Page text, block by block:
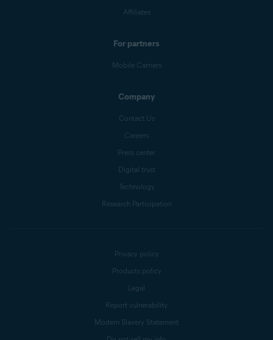
Affiliates
For partners
Mobile Carriers
Company
Contact Us
Careers
Press center
Digital trust
Technology
Research Participation
Privacy policy
Products policy
Legal
Report vulnerability
Modern Slavery Statement